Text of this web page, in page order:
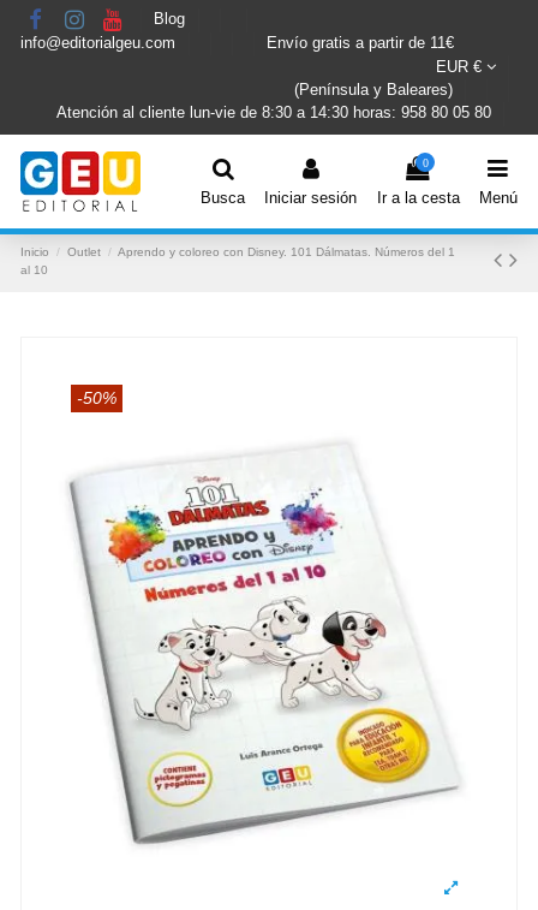
Blog
info@editorialgeu.com
Envío gratis a partir de 11€
EUR €
(Península y Baleares)
Atención al cliente lun-vie de 8:30 a 14:30 horas: 958 80 05 80
Busca Iniciar sesión
0
Ir a la cesta Menú
Inicio Outlet
Aprendo y coloreo con Disney. 101 Dálmatas. Números del 1
al 10
-50%